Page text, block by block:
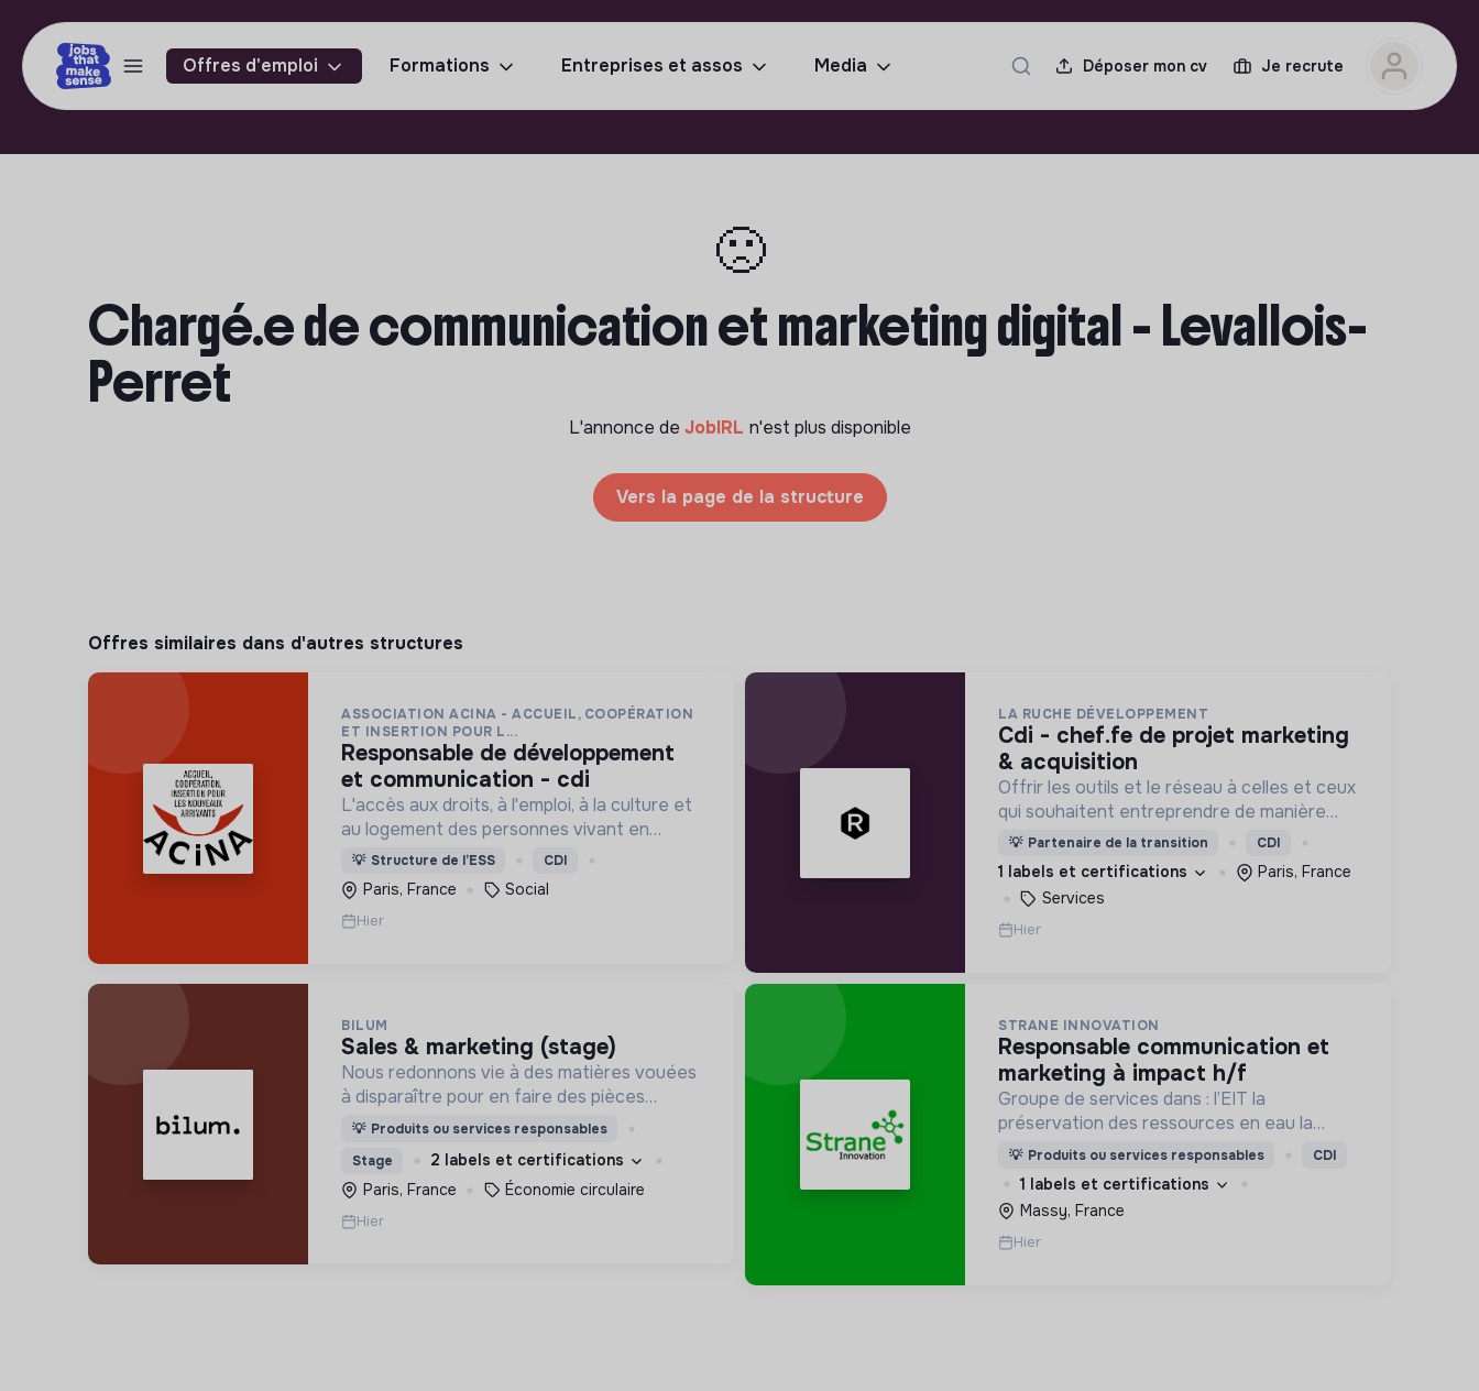
Offres d'emploi Formations Entreprises et assos Media Déposer mon cv Je recrute
🙁
Chargé.e de communication et marketing digital - Levallois-
Perret
L'annonce de JobIRL n'est plus disponible
Vers la page de la structure
Offres similaires dans d'autres structures
ASSOCIATION ACINA - ACCUEIL, COOPÉRATION
ET INSERTION POUR L...
responsable de développement
et communication - cdi
L'accès aux droits, à l'emploi, à la culture et
au logement des personnes vivant en
situation de grande précarité et d'habitat
indigne ou précaire (squats, bidonvilles,
hôtels sociaux, etc.) en IDF.
💡 Structure de l’ESS CDI
Paris, France Social
Hier
LA RUCHE DÉVELOPPEMENT
cdi - chef.fe de projet marketing
& acquisition
Offrir les outils et le réseau à celles et ceux
qui souhaitent entreprendre de manière
responsable !
💡 Partenaire de la transition CDI
1 labels et certifications
Paris, France
Services
Hier
BILUM
sales & marketing (stage)
Nous redonnons vie à des matières vouées
à disparaître pour en faire des pièces
uniques et originales. Notre manufacture
l’économie sociale et solidaire.
💡 Produits ou services responsables
Stage
2 labels et certifications
Paris, France
Économie circulaire
Hier
STRANE INNOVATION
responsable communication et
marketing à impact h/f
Groupe de services dans : l’EIT la
préservation des ressources en eau la
prévention des inondations l’agriculture
durable et les écosystèmes terrestres les
sciences cognitives
💡 Produits ou services responsables CDI
1 labels et certifications
Massy, France
Hier